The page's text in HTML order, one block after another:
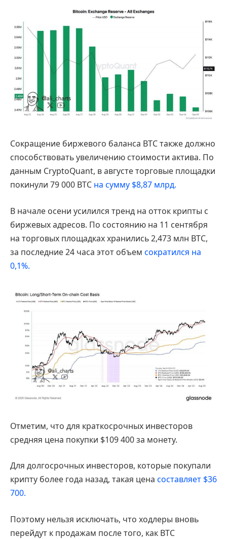
Сокращение биржевого баланса BTC также должно
способствовать увеличению стоимости актива. По
данным CryptoQuant, в августе торговые площадки
покинули 79 000 BTC на сумму $8,87 млрд.
В начале осени усилился тренд на отток крипты с
биржевых адресов. По состоянию на 11 сентября
на торговых площадках хранились 2,473 млн BTC,
за последние 24 часа этот объем сократился на
0,1%.
Отметим, что для краткосрочных инвесторов
средняя цена покупки $109 400 за монету.
Для долгосрочных инвесторов, которые покупали
крипту более года назад, такая цена составляет $36
700.
Поэтому нельзя исключать, что ходлеры вновь
перейдут к продажам после того, как BTC